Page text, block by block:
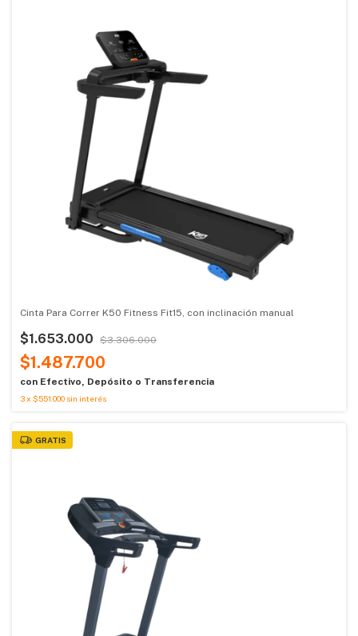
Cinta Para Correr K50 Fitness Fit15, con inclinación manual
$1.653.000 $3.306.000
$1.487.700
con Efectivo, Depósito o Transferencia
3x $551.000 sin interés
GRATIS